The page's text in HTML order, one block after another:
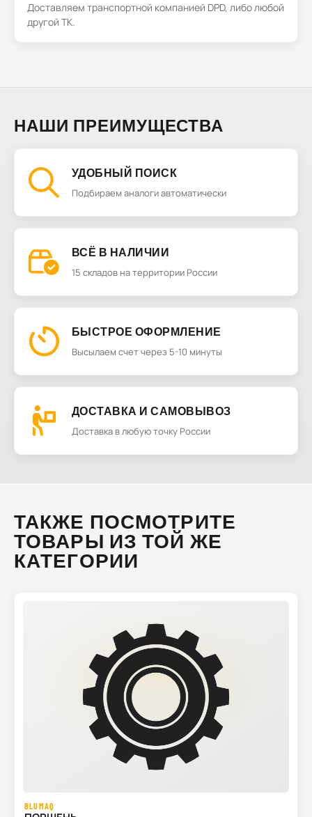
Доставляем транспортной компанией DPD, либо любой
другой ТК.
НАШИ ПРЕИМУЩЕСТВА
УДОБНЫЙ ПОИСК
Подбираем аналоги автоматически
ВСЁ В НАЛИЧИИ
15 складов на территории России
БЫСТРОЕ ОФОРМЛЕНИЕ
Высылаем счет через 5-10 минуты
ДОСТАВКА И САМОВЫВОЗ
Доставка в любую точку России
ТАКЖЕ ПОСМОТРИТЕ
ТОВАРЫ ИЗ ТОЙ ЖЕ
КАТЕГОРИИ
BLUMAQ